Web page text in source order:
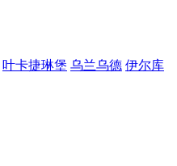
叶卡捷琳堡 乌兰乌德 伊尔库